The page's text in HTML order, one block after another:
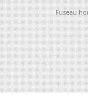
Fuseau